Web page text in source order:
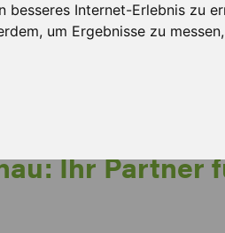
Internet-Erlebnis zu
um Ergebnisse zu
in Hanau
Ihr Partner